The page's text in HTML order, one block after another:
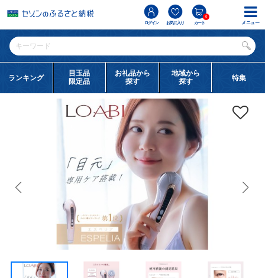
ログイン お気に入り カート
0
ランキング
目玉品
限定品
お礼品から
探す
地域から
探す
特集
メニュー